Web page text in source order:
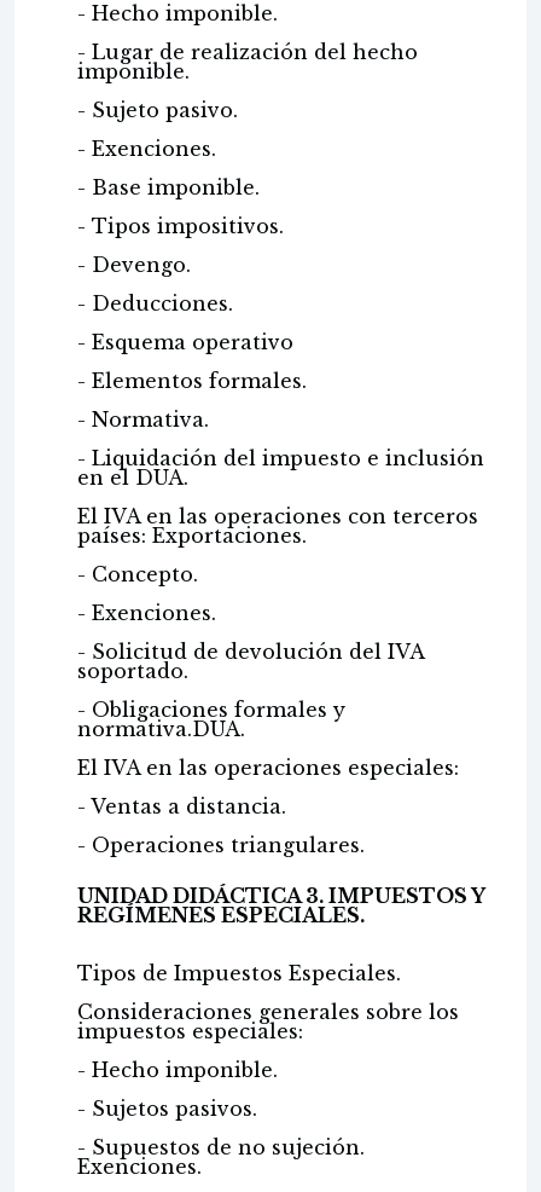
- Hecho imponible.
- Lugar de realización del hecho
imponible.
- Sujeto pasivo.
- Exenciones.
- Base imponible.
- Tipos impositivos.
- Devengo.
- Deducciones.
- Esquema operativo
- Elementos formales.
- Normativa.
- Liquidación del impuesto e inclusión
en el DUA.
El IVA en las operaciones con terceros
países: Exportaciones.
- Concepto.
- Exenciones.
- Solicitud de devolución del IVA
soportado.
- Obligaciones formales y
normativa.DUA.
El IVA en las operaciones especiales:
- Ventas a distancia.
- Operaciones triangulares.
UNIDAD DIDÁCTICA 3. IMPUESTOS Y
REGÍMENES ESPECIALES.
Tipos de Impuestos Especiales.
Consideraciones generales sobre los
impuestos especiales:
- Hecho imponible.
- Sujetos pasivos.
- Supuestos de no sujeción.
Exenciones.